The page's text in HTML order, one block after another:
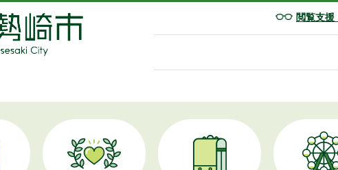
閲覧支援